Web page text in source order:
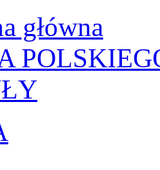
główna